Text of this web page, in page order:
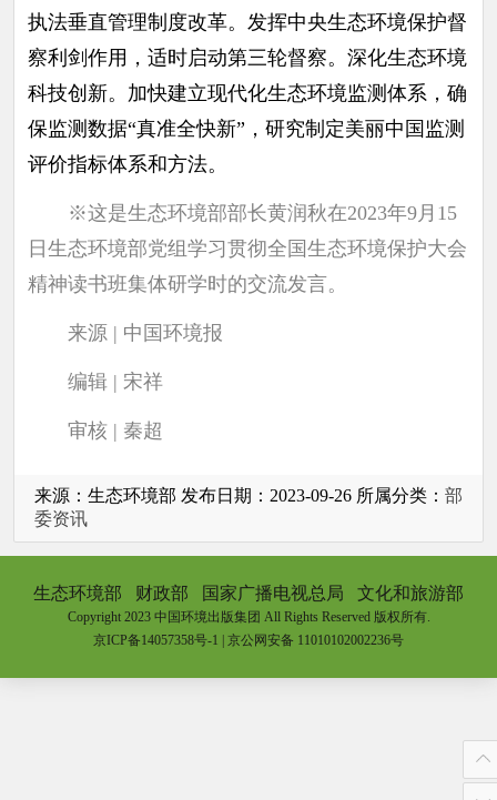
执法垂直管理制度改革。发挥中央生态环境保护督
察利剑作用，适时启动第三轮督察。深化生态环境
科技创新。加快建立现代化生态环境监测体系，确
保监测数据“真准全快新”，研究制定美丽中国监测
评价指标体系和方法。
※这是生态环境部部长黄润秋在2023年9月15
日生态环境部党组学习贯彻全国生态环境保护大会
精神读书班集体研学时的交流发言。
来源 | 中国环境报
编辑 | 宋祥
审核 | 秦超
来源：生态环境部 发布日期：2023-09-26 所属分类： 部
委资讯
生态环境部 财政部 国家广播电视总局 文化和旅游部
Copyright 2023 中国环境出版集团 All Rights Reserved 版权所有.
京ICP备14057358号-1 | 京公网安备 11010102002236号